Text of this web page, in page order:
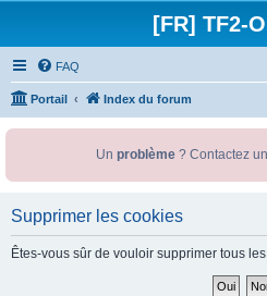
[FR] TF2-
FAQ
Portail Index du forum
Un problème? Contactez
Supprimer les cookies
Êtes-vous sûr de vouloir supprimer tous